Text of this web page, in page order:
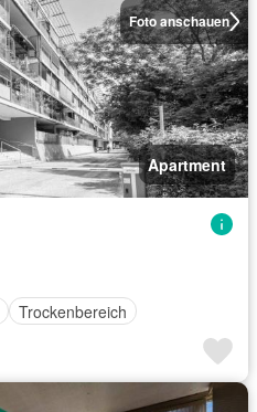
Foto anschauen
Apartment
Trockenbereich